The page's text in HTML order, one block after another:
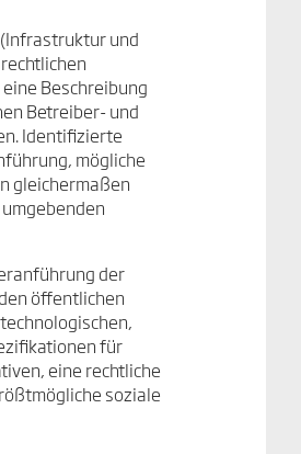
und
Beschreibung
Betreiber- und
Identifizierte
mögliche
gleichermaßen
der
öffentlichen
für
eine rechtliche
soziale